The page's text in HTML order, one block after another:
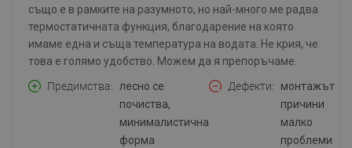
също е в рамките на разумното, но най-много ме радва
термостатичната функция, благодарение на която
имаме една и съща температура на водата. Не крия, че
това е голямо удобство. Можем да я препоръчаме.
Предимства
лесно се
почиства,
минималистична
форма
Дефекти
монтажът
причини
малко
проблеми